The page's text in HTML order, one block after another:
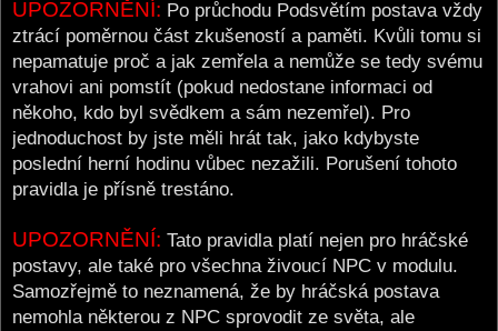
UPOZORNĚNÍ: Po průchodu Podsvětím postava vždy
ztrácí poměrnou část zkušeností a paměti. Kvůli tomu si
nepamatuje proč a jak zemřela a nemůže se tedy svému
vrahovi ani pomstít (pokud nedostane informaci od
někoho, kdo byl svědkem a sám nezemřel). Pro
jednoduchost by jste měli hrát tak, jako kdybyste
poslední herní hodinu vůbec nezažili. Porušení tohoto
pravidla je přísně trestáno.
UPOZORNĚNÍ: Tato pravidla platí nejen pro hráčské
postavy, ale také pro všechna živoucí NPC v modulu.
Samozřejmě to neznamená, že by hráčská postava
nemohla některou z NPC sprovodit ze světa, ale